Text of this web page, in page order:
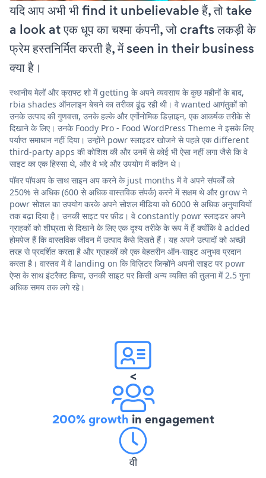
यदि आप अभी भी find it unbelievable हैं, तो take
a look at एक धूप का चश्मा कंपनी, जो crafts लकड़ी के
फ्रेम हस्तनिर्मित करती है, में seen in their business
क्या है।
स्थानीय मेलों और क्राफ्ट शो में getting के अपने व्यवसाय के कुछ महीनों के बाद,
rbia shades ऑनलाइन बेचने का तरीका ढूंढ रही थी। वे wanted आगंतुकों को
उनके उत्पाद की गुणवत्ता, उनके हल्के और एर्गोनोमिक डिज़ाइन, एक आकर्षक तरीके से
दिखाने के लिए। उनके Foody Pro - Food WordPress Theme ने इसके लिए
पर्याप्त समाधान नहीं दिया। उन्होंने powr स्लाइडर खोजने से पहले एक different
third-party apps की कोशिश की और उनमें से कोई भी ऐसा नहीं लगा जैसे कि वे
साइट का एक हिस्सा थे, और वे भद्दे और उपयोग में कठिन थे।
पॉवर पॉपअप के साथ साइन अप करने के just months में वे अपने संपर्कों को
250% से अधिक (600 से अधिक वास्तविक संपर्क) करने में सक्षम थे और grow ने
powr सोशल का उपयोग करके अपने सोशल मीडिया को 6000 से अधिक अनुयायियों
तक बढ़ा दिया है। उनकी साइट पर फ़ीड। वे constantly powr स्लाइडर अपने
ग्राहकों को शीघ्रता से दिखाने के लिए एक दृश्य तरीके के रूप में हैं क्योंकि वे added
होमपेज हैं कि वास्तविक जीवन में उत्पाद कैसे दिखते हैं। यह अपने उत्पादों को अच्छी
तरह से प्रदर्शित करता है और ग्राहकों को एक बेहतरीन ऑन-साइट अनुभव प्रदान
करता है। वास्तव में वे landing on कि विज़िटर जिन्होंने अपनी साइट पर powr
ऐप्स के साथ इंटरैक्ट किया, उनकी साइट पर किसी अन्य व्यक्ति की तुलना में 2.5 गुना
अधिक समय तक लगे रहे।
<
200% growth in engagement
वी